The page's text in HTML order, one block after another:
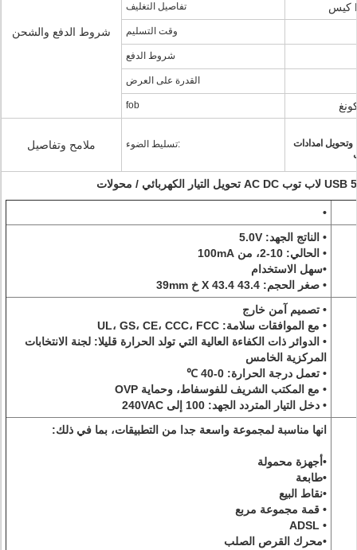
شروط الدفع والشحن
تفاصيل التغليف
وقت التسليم
شروط الدفع
القدرة على العرض
fob
ملامح وتفاصيل تسليط الضوء:
وتحويل امدادات
•
• الناتج الجهد: 5.0V
• الحالي: 10-2، من 100mA
•سهل الاستخدام
• صغر الحجم: 43.4 X 43.4 خ 39mm
• تصميم آمن خارج
• مع الموافقات سلامة: UL، GS، CE، CCC، FCC
• الدوائر ذات الكفاءة العالية التي تولد الحرارة قليلا: لجنة الانتخابات
المركزية الخامس
• تعمل درجة الحرارة: 0-40 ℃
• مع المكتب الشريف للفوسفاط، وحماية OVP
• دخل التيار المتردد الجهد: 100 إلى 240VAC
انها مناسبة لمجموعة واسعة جدا من التطبيقات، بما في ذلك:
•أجهزة محمولة
•طابعة
•نقاط البيع
• قمة مجموعة مربع
• ADSL
•محرك القرص الصلب